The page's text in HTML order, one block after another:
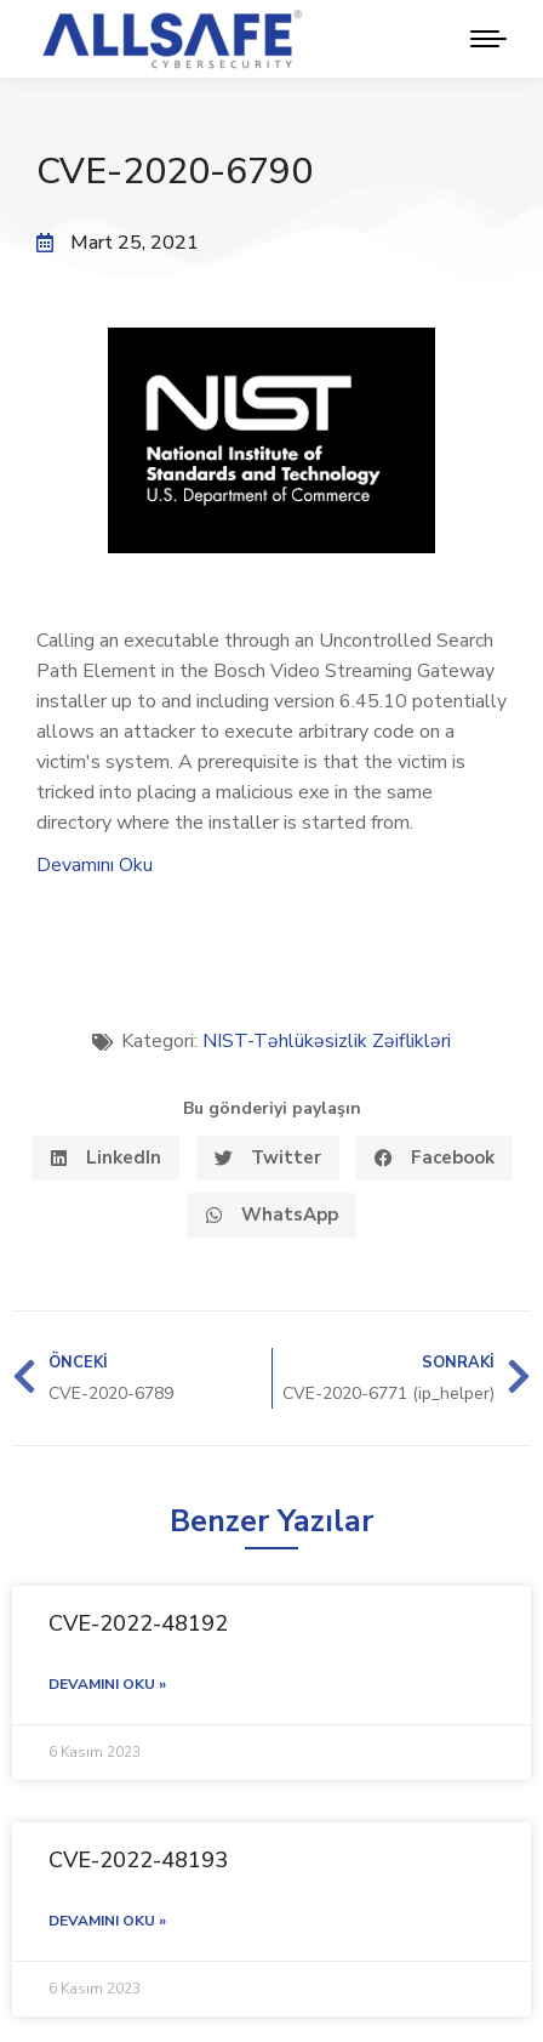
CVE-2020-6790
Mart 25, 2021
Calling an executable through an Uncontrolled Search
Path Element in the Bosch Video Streaming Gateway
installer up to and including version 6.45.10 potentially
allows an attacker to execute arbitrary code on a
victim's system. A prerequisite is that the victim is
tricked into placing a malicious exe in the same
directory where the installer is started from.
Devamını Oku
Kategori: NIST-Təhlükəsizlik Zəiflikləri
Bu gönderiyi paylaşın
LinkedIn Twitter Facebook
WhatsApp
ÖNCEKI
CVE-2020-6789
SONRAKI
CVE-2020-6771 (ip_helper)
Benzer Yazılar
CVE-2022-48192
DEVAMINI OKU »
6 Kasım 2023
CVE-2022-48193
DEVAMINI OKU »
6 Kasım 2023